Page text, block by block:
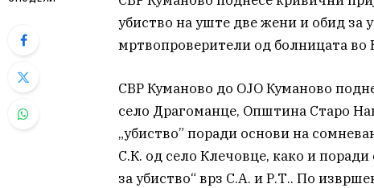
убиство на уште две жени и обид за
мртвопроверители од болницата во
СВР Куманово до ОЈО Куманово
село Драгоманце, Општина Старо
„убиство” поради основи на
С.К. од село Клечовце, како и
за убиство“ врз С.А. и Р.Т.. По